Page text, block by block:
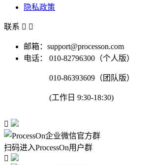
隐私政策
联系  
邮箱：support@processon.com
电话：
010-82796300（个人版）
010-86393609（团队版）
(工作日 9:30-18:30)

扫码进入ProcessOn用户群
